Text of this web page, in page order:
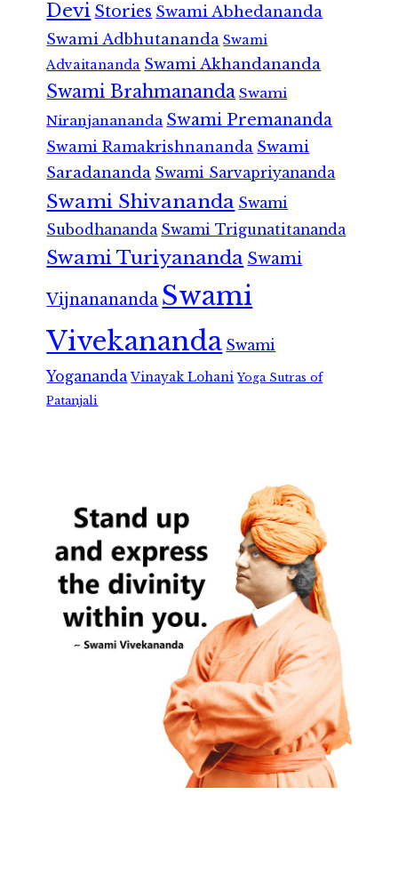
Devi Stories Swami Abhedananda
Swami Adbhutananda Swami
Advaitananda Swami Akhandananda
Swami Brahmananda Swami
Niranjanananda Swami Premananda
Swami Ramakrishnananda Swami
Saradananda Swami Sarvapriyananda
Swami Shivananda Swami
Subodhananda Swami Trigunatitananda
Swami Turiyananda Swami
Vijnanananda Swami
Vivekananda Swami
Yogananda Vinayak Lohani Yoga Sutras of
Patanjali